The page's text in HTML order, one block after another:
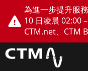
為進一步提升服
10 日凌晨 02:00
CTM.net、CTM
網上服務將會暫